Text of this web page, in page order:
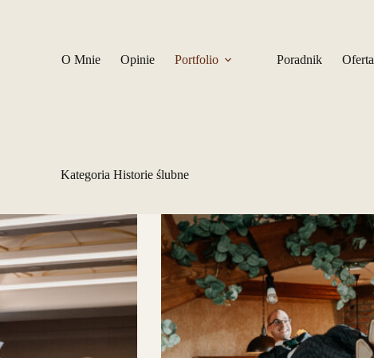
O Mnie Opinie Portfolio Poradnik Oferta
Kategoria Historie ślubne